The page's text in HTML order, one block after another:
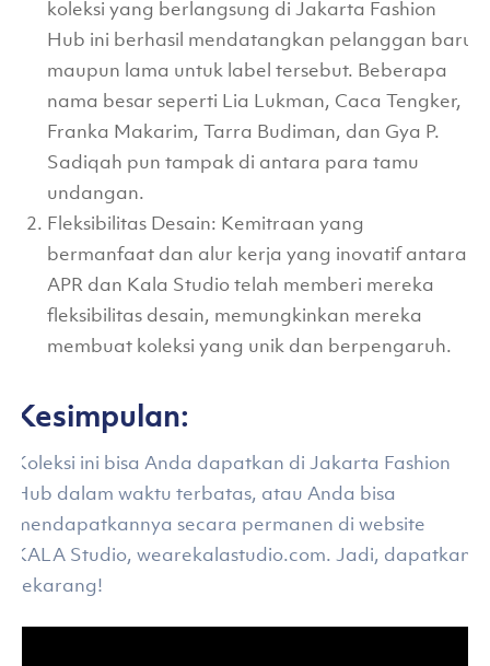
koleksi yang berlangsung di Jakarta Fashion
Hub ini berhasil mendatangkan pelanggan baru
maupun lama untuk label tersebut. Beberapa
nama besar seperti Lia Lukman, Caca Tengker,
Franka Makarim, Tarra Budiman, dan Gya P.
Sadiqah pun tampak di antara para tamu
undangan.
Fleksibilitas Desain: Kemitraan yang
bermanfaat dan alur kerja yang inovatif antara
APR dan Kala Studio telah memberi mereka
fleksibilitas desain, memungkinkan mereka
membuat koleksi yang unik dan berpengaruh.
Kesimpulan:
Koleksi ini bisa Anda dapatkan di Jakarta Fashion
Hub dalam waktu terbatas, atau Anda bisa
mendapatkannya secara permanen di website
KALA Studio, wearekalastudio.com. Jadi, dapatkan
sekarang!